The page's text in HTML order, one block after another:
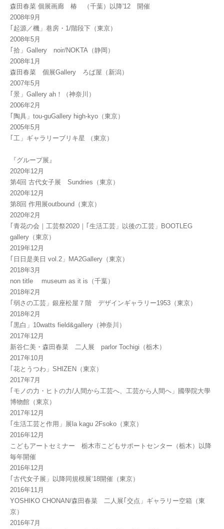
森田春菜 個展画廊 椿 （千葉）以降'12 開催
2008年9月
｢起源／機」巷房・1/階段下（東京）
2008年5月
｢拾」Gallery noir/NOKTA（静岡）
2008年1月
森田春菜 個展Gallery ろば屋（新潟）
2007年5月
｢景」Gallery ah！（神奈川）
2006年2月
｢陶具」tou-guGallery high-kyo（東京）
2005年5月
｢工」ギャラリーブリキ星 （東京）
『グループ展』
2020年12月
第4回 古代女子展 Sundries（東京）
2020年12月
第8回 作用展outbound（東京）
2020年2月
｢青花の会｜工芸祭2020｜｢生活工芸」以後の工芸」BOOTLEG
gallery（東京）
2019年12月
｢日日是美日 vol.2」MA2Gallery（東京）
2018年3月
non title museum as it is（千葉）
2018年2月
｢弱さの工芸」銀座松屋７階 デザインギャラリー1953（東京）
2018年2月
｢黒白」10watts field&gallery（神奈川）
2017年12月
新谷仁美・森田春菜 二人展 parlor Tochigi（栃木）
2017年10月
｢花とうつわ」SHIZEN（東京）
2017年7月
｢モノの力・ヒトの力/人間から工芸へ、工芸から人間へ」國學院大學
博物館（東京）
2017年12月
｢生活工芸と作用」展la kagu 2Fsoko（東京）
2016年12月
こどもアートセミナー 栃木市こどもサポートセンター（栃木）以降
毎年開催
2016年12月
｢古代女子展」以降同規模展‘18開催（東京）
2016年11月
YOSHIKO CHONAN/森田春菜 二人展｢交点」ギャラリー空箱（東
京）
2016年7月